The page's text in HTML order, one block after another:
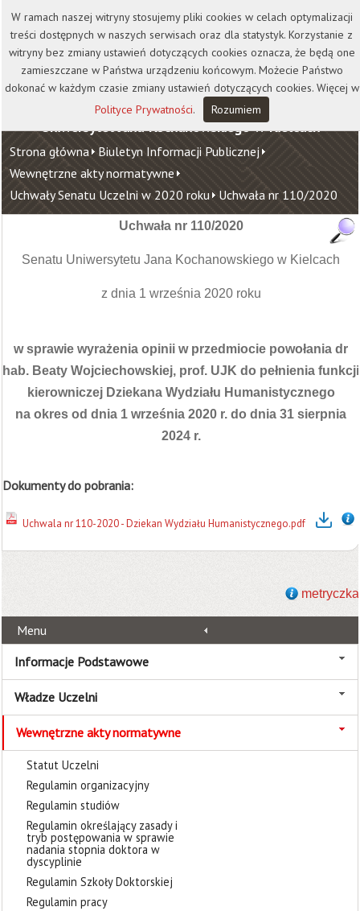
Kontakt Biblioteka
Wydawnictwo
Wirtualna Uczelnia
Uniwersytet Jana Kochanowskiego w Kielcach
Strona główna Biuletyn Informacji Publicznej
Wewnętrzne akty normatywne
Uchwały Senatu Uczelni w 2020 roku Uchwała nr 110/2020
Uchwała nr 110/2020
Senatu Uniwersytetu Jana Kochanowskiego w Kielcach
z dnia 1 września 2020 roku
w sprawie wyrażenia opinii w przedmiocie powołania dr
hab. Beaty Wojciechowskiej, prof. UJK do pełnienia funkcji
kierowniczej Dziekana Wydziału Humanistycznego
na okres od dnia 1 września 2020 r. do dnia 31 sierpnia
2024 r.
Dokumenty do pobrania:
Uchwala nr 110-2020 - Dziekan Wydziału Humanistycznego.pdf
metryczka
Menu
Informacje Podstawowe
Władze Uczelni
Wewnętrzne akty normatywne
Statut Uczelni
Regulamin organizacyjny
Regulamin studiów
Regulamin określający zasady i
tryb postępowania w sprawie
nadania stopnia doktora w
dyscyplinie
Regulamin Szkoły Doktorskiej
Regulamin pracy
W ramach naszej witryny stosujemy pliki cookies w celach optymalizacji
treści dostępnych w naszych serwisach oraz dla statystyk. Korzystanie z
witryny bez zmiany ustawień dotyczących cookies oznacza, że będą one
zamieszczane w Państwa urządzeniu końcowym. Możecie Państwo
dokonać w każdym czasie zmiany ustawień dotyczących cookies. Więcej w
Polityce Prywatności. Rozumiem